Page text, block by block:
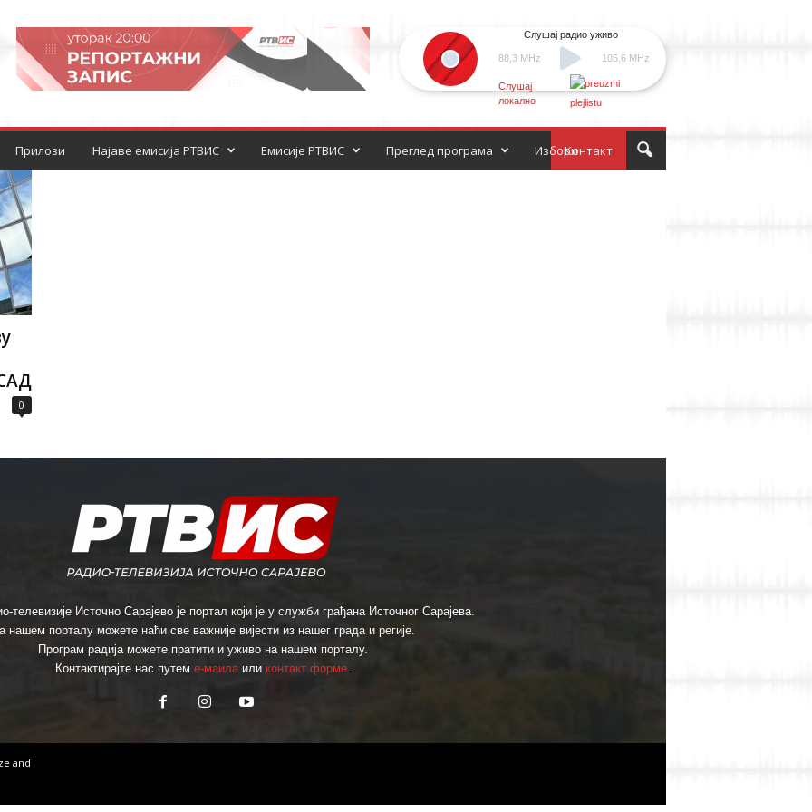
88,3 MHz
Слушај радио уживо
105,6 MHz
Слушај
локално
Прилози Најаве емисија РТВИС Емисије РТВИС Контакт
Преглед програма Избори
0
телевизије Источно Сарајево је портал који је у служби грађана Источног Сарајева.
нашем порталу можете наћи све важније вијести из нашег града и регије.
Програм радија можете пратити и уживо на нашем порталу.
Контактирајте нас путем е-маилаили контакт форме.
and